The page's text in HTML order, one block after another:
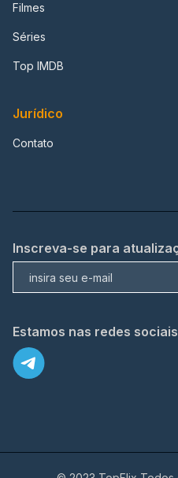
Filmes
Séries
Top IMDB
Jurídico
Contato
Inscreva-se para
Estamos nas redes sociais